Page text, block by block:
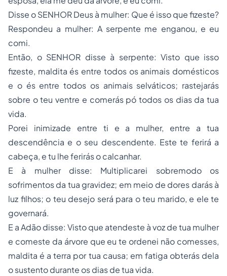
Disse o SENHOR Deus à mulher: Que é isso que fizeste?
Respondeu a mulher: A serpente me enganou, e eu
comi.
Então, o SENHOR disse à serpente: Visto que isso
fizeste, maldita és entre todos os animais domésticos
e o és entre todos os animais selváticos; rastejarás
sobre o teu ventre e comerás pó todos os dias da tua
vida.
Porei inimizade entre ti e a mulher, entre a tua
descendência e o seu descendente. Este te ferirá a
cabeça, e tu lhe ferirás o calcanhar.
E à mulher disse: Multiplicarei sobremodo os
sofrimentos da tua gravidez; em meio de dores darás à
luz filhos; o teu desejo será para o teu marido, e ele te
governará.
E a Adão disse: Visto que atendeste à voz de tua mulher
e comeste da árvore que eu te ordenei não comesses,
maldita é a terra por tua causa; em fatiga obterás dela
o sustento durante os dias de tua vida.